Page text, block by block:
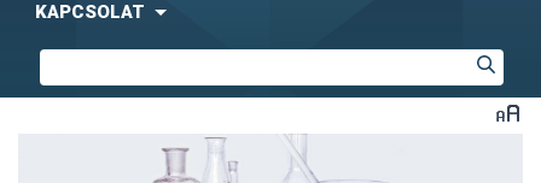
KAPCSOLAT